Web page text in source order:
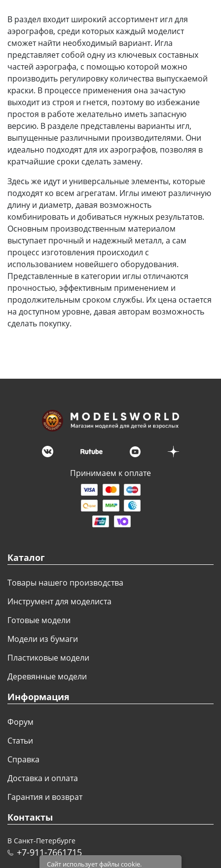
В раздел входит широкий ассортимент игл для
аэрографов, среди которых каждый моделист
сможет найти необходимый вариант. Игла
представляет собой одну из ключевых составных
частей аэрографа, с помощью которой можно
производить регулировку количества выпускаемой
краски. В процессе применения она зачастую
выходит из строя и гнется, поэтому во избежание
простоя в работе желательно иметь запасную
версию. В разделе представлены варианты игл,
выпущенные различными производителями. Они
идеально подходят для их аэрографов, позволяя в
кратчайшие сроки сделать замену.
Здесь же идут и универсальные элементы, которые
подходят ко всем агрегатам. Иглы имеют различную
длину и диаметр, давая возможность
комбинировать и добиваться нужных результатов.
Основным производственным материалом
выступает прочный и надежный металл, а сам
процесс изготовления происходил с
использованием новейшего оборудования.
Представленные в категории иглы отличаются
прочностью, эффективным применением и
продолжительным сроком службы. Их цена остается
на доступном уровне, давая авторам возможность
сделать покупку.
Принимаем к оплате
Каталог
Товары нашего производства
Инструмент для моделиста
Готовые модели
Модели из бумаги
Пластиковые модели
Деревянные модели
Информация
Форум
Статьи
Справка
Доставка и оплата
Гарантия и возврат
Контакты
В Санкт-Петербурге
+7-911-7661715
Сайт использует файлы cookie.